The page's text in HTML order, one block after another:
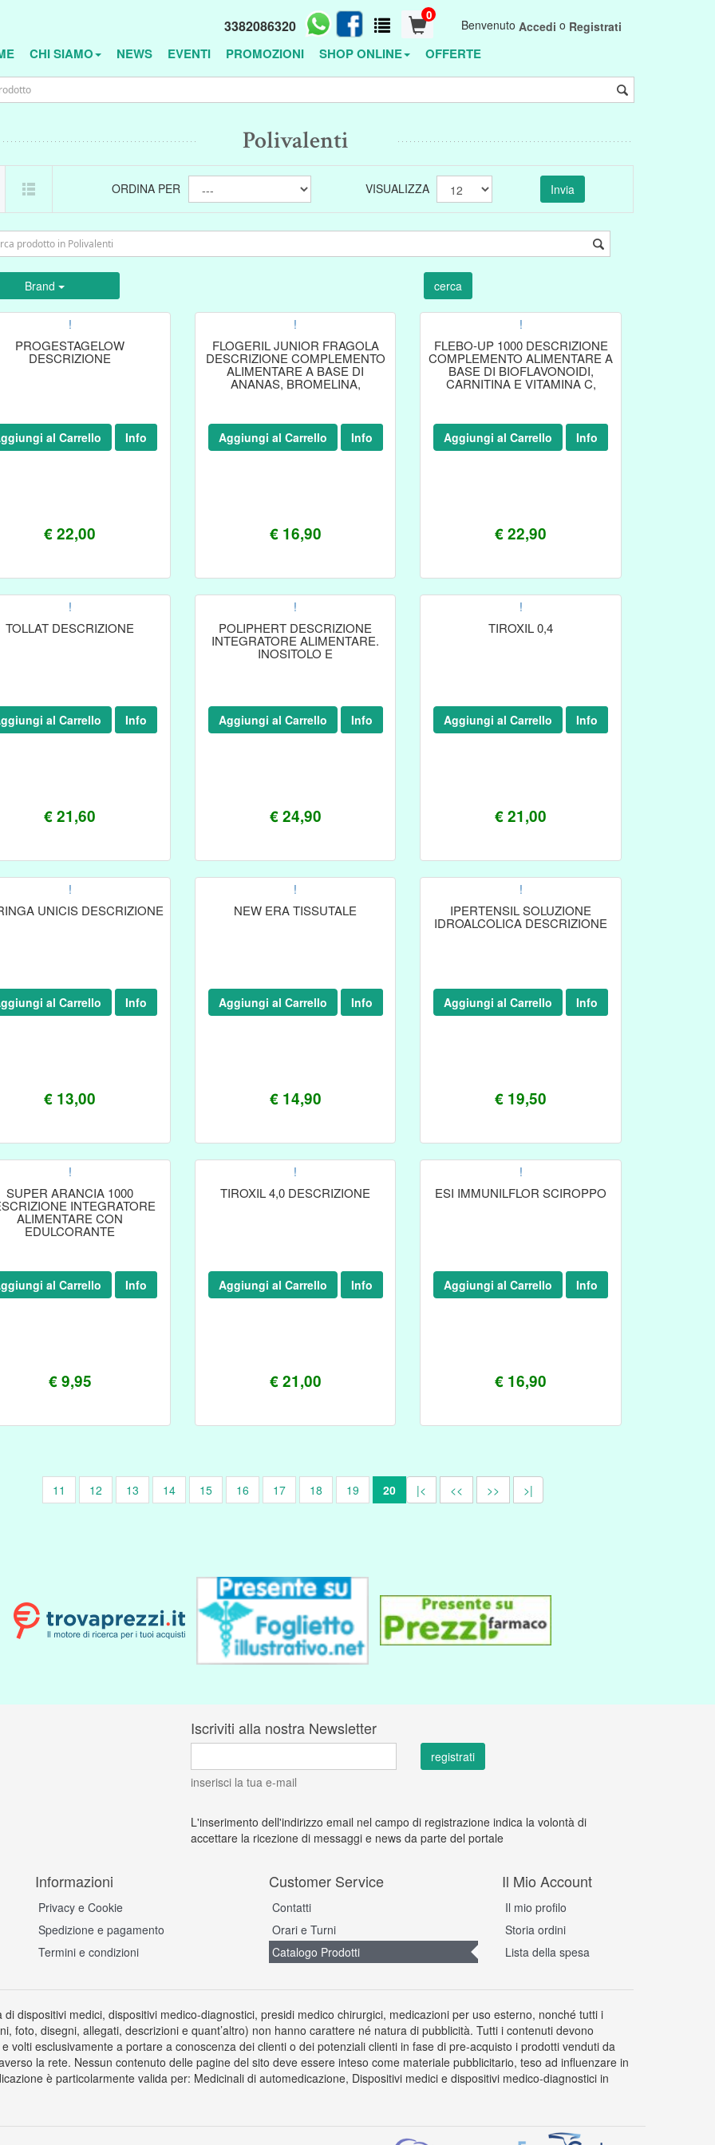
Benvenuto Accedi o Registrati
0
3382086320
CHI SIAMO NEWS EVENTI PROMOZIONI SHOP ONLINE OFFERTE
Polivalenti
ORDINA PER VISUALIZZA
Brand
!
PROGESTAGELOW
DESCRIZIONE
€ 22,00
al Carrello Info
!
FLOGERIL JUNIOR FRAGOLA
DESCRIZIONE COMPLEMENTO
ALIMENTARE A BASE DI
ANANAS, BROMELINA,
€ 16,90
Aggiungi al Carrello Info
!
FLEBO-UP 1000 DESCRIZIONE
COMPLEMENTO ALIMENTARE A
BASE DI BIOFLAVONOIDI,
CARNITINA E VITAMINA C,
€ 22,90
Aggiungi al Carrello Info
!
TOLLAT DESCRIZIONE
€ 21,60
al Carrello Info
!
POLIPHERT DESCRIZIONE
INTEGRATORE ALIMENTARE.
INOSITOLO E
€ 24,90
Aggiungi al Carrello Info
!
TIROXIL 0,4
€ 21,00
Aggiungi al Carrello Info
!
UNICIS DESCRIZIONE
€ 13,00
al Carrello Info
!
NEW ERA TISSUTALE
€ 14,90
Aggiungi al Carrello Info
!
IPERTENSIL SOLUZIONE
IDROALCOLICA DESCRIZIONE
€ 19,50
Aggiungi al Carrello Info
!
SUPER ARANCIA 1000
INTEGRATORE
ALIMENTARE CON
EDULCORANTE
€ 9,95
al Carrello Info
!
TIROXIL 4,0 DESCRIZIONE
€ 21,00
Aggiungi al Carrello Info
!
ESI IMMUNILFLOR SCIROPPO
€ 16,90
Aggiungi al Carrello Info
|< <<
11 12 13 14 15 16 17 18 19 20 >> >|
Iscriviti alla nostra Newsletter
inserisci la tua e-mail
L'inserimento dell'indirizzo email nel campo di registrazione indica la volontà di
accettare la ricezione di messaggi e news da parte del portale
Informazioni
Privacy e Cookie
Spedizione e pagamento
Termini e condizioni
Customer Service
Contatti
Orari e Turni
Catalogo Prodotti
Il Mio Account
Il mio profilo
Storia ordini
Lista della spesa
dispositivi medici, dispositivi medico-diagnostici, presidi medico chirurgici, medicazioni per uso esterno, nonché tutti i
foto, disegni, allegati, descrizioni e quant’altro) non hanno carattere né natura di pubblicità. Tutti i contenuti devono
volti esclusivamente a portare a conoscenza dei clienti o dei potenziali clienti in fase di pre-acquisto i prodotti venduti da
la rete. Nessun contenuto delle pagine del sito deve essere inteso come materiale pubblicitario, teso ad influenzare in
è particolarmente valida per: Medicinali di automedicazione, Dispositivi medici e dispositivi medico-diagnostici in